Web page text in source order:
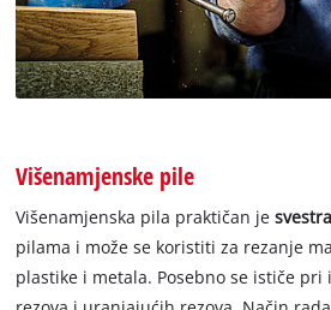
Višenamjenske pile
Višenamjenska pila praktičan je
pilama i može se koristiti za rezanje
plastike i metala. Posebno se ističe pri